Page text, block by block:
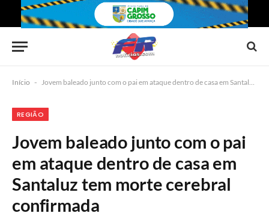
Início - Jovem baleado junto com o pai em ataque dentro de casa em Santaluz tem morte cerebral confirmada
REGIÃO
Jovem baleado junto com o pai
em ataque dentro de casa em
Santaluz tem morte cerebral
confirmada